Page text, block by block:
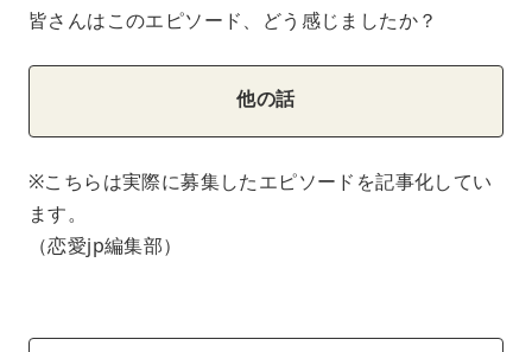
皆さんはこのエピソード、どう感じましたか？
他の話
※こちらは実際に募集したエピソードを記事化してい
ます。
（恋愛jp編集部）